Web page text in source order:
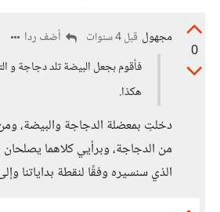
0
مجهول قبل 4 سنوات
أضف ردا
فأقوم بجعل البيضة تلد دجاجة و
هكذا.
دخلتِ بمعضلة الدجاجة والبيضة،
من الدجاجة، وبرأيي كلاهما يصلحان
الذي سنسيره وفقًا لنقطة بداياتنا